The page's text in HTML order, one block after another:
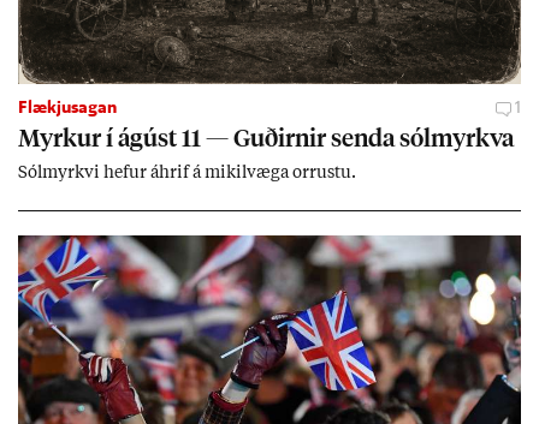
Flækjusagan 1
Myrk­ur í ág­úst 11 — Guð­irn­ir senda sól­myrkva
Sól­myrkvi hef­ur áhrif á mik­il­væga orr­ustu.